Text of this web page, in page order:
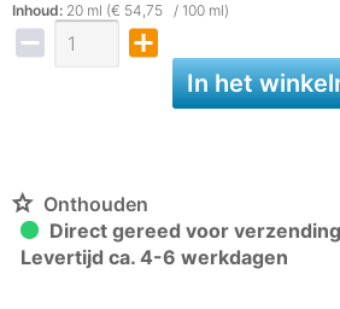
Inhoud: 20 ml (€ 54,75 / 100 ml)
In het
Onthouden
Direct gereed voor
Levertijd ca. 4-6 werkdagen